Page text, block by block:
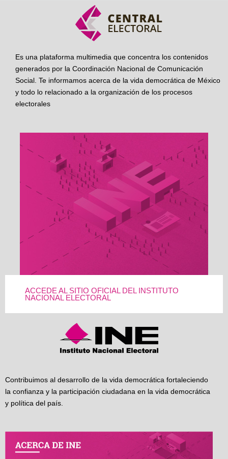
Es una plataforma multimedia que concentra los contenidos
generados por la Coordinación Nacional de Comunicación
Social. Te informamos acerca de la vida democrática de México
y todo lo relacionado a la organización de los procesos
electorales
ACCEDE AL SITIO OFICIAL DEL INSTITUTO
NACIONAL ELECTORAL
Contribuimos al desarrollo de la vida democrática fortaleciendo
la confianza y la participación ciudadana en la vida democrática
y política del país.